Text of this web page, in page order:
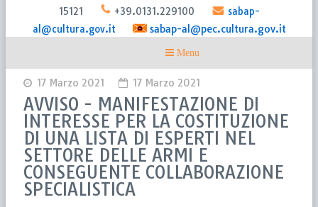
15121
+39.0131.229100
sabap-
al@cultura.gov.it
sabap-al@pec.cultura.gov.it
17 Marzo 2021 17 Marzo 2021
AVVISO - MANIFESTAZIONE DI
INTERESSE PER LA COSTITUZIONE
DI UNA LISTA DI ESPERTI NEL
SETTORE DELLE ARMI E
CONSEGUENTE COLLABORAZIONE
SPECIALISTICA